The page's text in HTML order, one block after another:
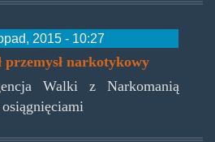
2015 - 10:27
przemysł narkotykowy
Walki z Narkomanią